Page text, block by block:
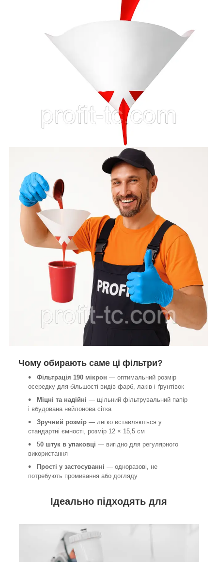
Чому обирають саме ці фільтри?
Фільтрація 190 мікрон — оптимальний розмір
осередку для більшості видів фарб, лаків і ґрунтівок
Міцні та надійні — щільний фільтрувальний папір
і вбудована нейлонова сітка
Зручний розмір — легко вставляються у
стандартні ємності, розмір 12 × 15,5 см
50 штук в упаковці — вигідно для регулярного
використання
Прості у застосуванні — одноразові, не
потребують промивання або догляду
Ідеально підходять для